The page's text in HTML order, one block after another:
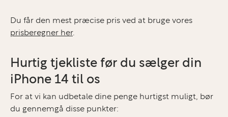
Du får den mest præcise pris ved at bruge vores
prisberegner her.
Hurtig tjekliste før du sælger din
iPhone 14 til os
For at vi kan udbetale dine penge hurtigst muligt, bør
du gennemgå disse punkter: